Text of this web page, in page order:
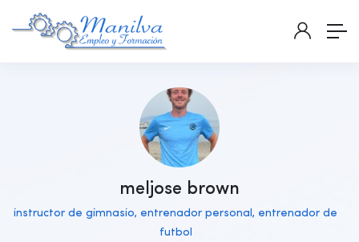
meljose brown
instructor de gimnasio, entrenador personal, entrenador de
futbol